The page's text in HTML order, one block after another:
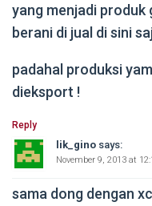
yang menjadi produk
berani di jual di sini
padahal produksi
dieksport !
Reply
lik_gino says:
November 9, 2013 at
sama dong dengan